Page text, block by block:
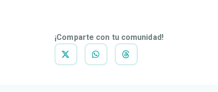
¡Comparte con tu comunidad!